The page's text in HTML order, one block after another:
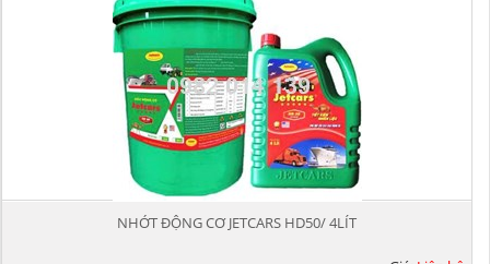
NHỚT ĐỘNG CƠ JETCARS HD50/ 4LÍT